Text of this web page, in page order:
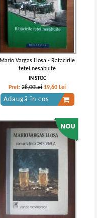
Mario Vargas Llosa - Ratacirile
fetei nesabuite
IN STOC
Pret:28,00Lei 19,60 Lei
Adaugă în coș